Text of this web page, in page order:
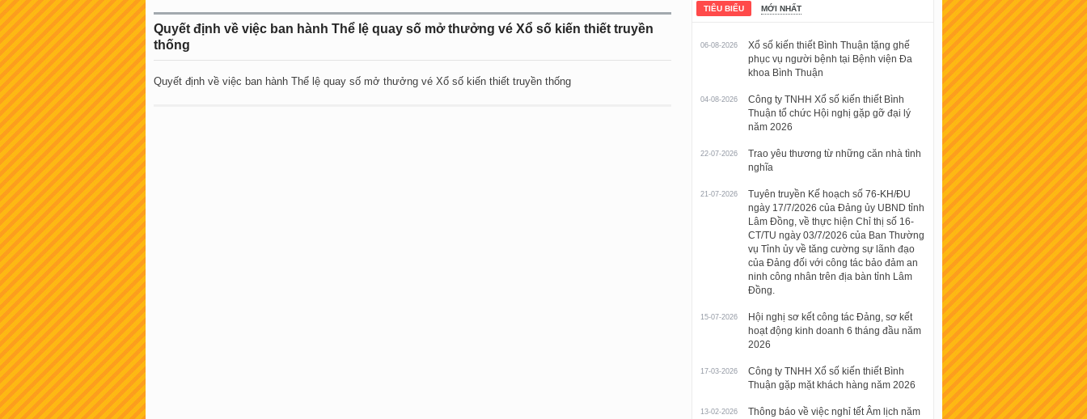
Quyết định về việc ban hành Thể lệ quay số mở thưởng vé Xổ số kiến thiết truyền
thống
Quyết định về việc ban hành Thể lệ quay số mở thưởng vé Xổ số kiến thiết truyền thống
TIÊU BIỂU MỚI NHẤT
06-08-2026
Xổ số kiến thiết Bình Thuận tặng ghế
phục vụ người bệnh tại Bệnh viện Đa
khoa Bình Thuận
04-08-2026
Công ty TNHH Xổ số kiến thiết Bình
Thuận tổ chức Hội nghị gặp gỡ đại lý
năm 2026
22-07-2026
Trao yêu thương từ những căn nhà tình
nghĩa
21-07-2026
Tuyên truyền Kế hoạch số 76-KH/ĐU
ngày 17/7/2026 của Đảng ủy UBND tỉnh
Lâm Đồng, về thực hiện Chỉ thị số 16-
CT/TU ngày 03/7/2026 của Ban Thường
vụ Tỉnh ủy về tăng cường sự lãnh đạo
của Đảng đối với công tác bảo đảm an
ninh công nhân trên địa bàn tỉnh Lâm
Đồng.
15-07-2026
Hội nghị sơ kết công tác Đảng, sơ kết
hoạt động kinh doanh 6 tháng đầu năm
2026
17-03-2026
Công ty TNHH Xổ số kiến thiết Bình
Thuận gặp mặt khách hàng năm 2026
13-02-2026
Thông báo về việc nghỉ tết Âm lịch năm